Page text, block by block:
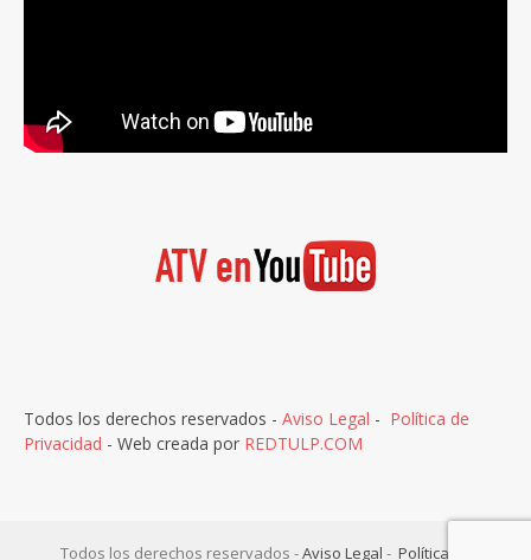
Todos los derechos reservados - Aviso Legal - Política de
Privacidad - Web creada por REDTULP.COM
Todos los derechos reservados -Aviso Legal - Política de